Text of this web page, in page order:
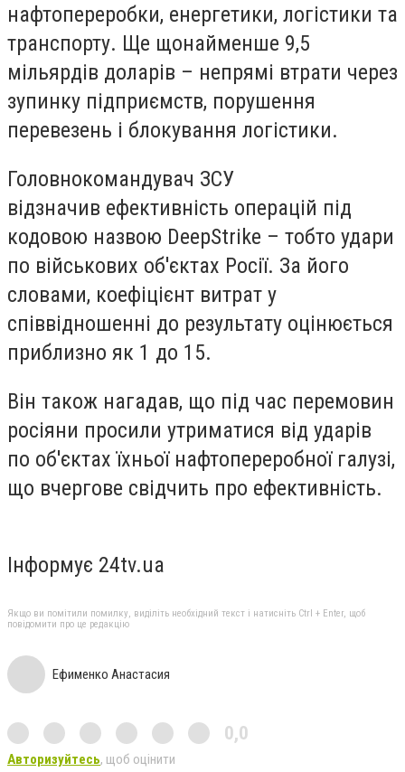
нафтопереробки, енергетики, логістики та
транспорту. Ще щонайменше 9,5
мільярдів доларів – непрямі втрати через
зупинку підприємств, порушення
перевезень і блокування логістики.
Головнокомандувач ЗСУ
відзначив ефективність операцій під
кодовою назвою DeepStrike – тобто удари
по військових об'єктах Росії. За його
словами, коефіцієнт витрат у
співвідношенні до результату оцінюється
приблизно як 1 до 15.
Він також нагадав, що під час перемовин
росіяни просили утриматися від ударів
по об'єктах їхньої нафтопереробної галузі,
що вчергове свідчить про ефективність.
Інформує 24tv.ua
Якщо ви помітили помилку, виділіть необхідний текст і натисніть Ctrl + Enter, щоб
повідомити про це редакцію
Ефименко Анастасия
0,0
Авторизуйтесь, щоб оцінити